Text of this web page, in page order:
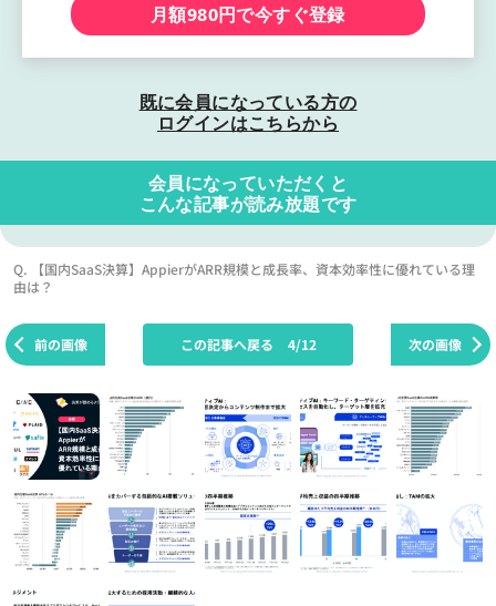
月額980円で今すぐ登録
既に会員になっている方の
ログインはこちらから
会員になっていただくと
こんな記事が読み放題です
Q. 【国内SaaS決算】AppierがARR規模と成長率、資本効率性に優れている理
由は？
前の画像 次の画像
この記事へ戻る 4/12